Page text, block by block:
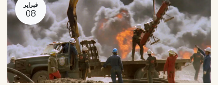
فبراير
08